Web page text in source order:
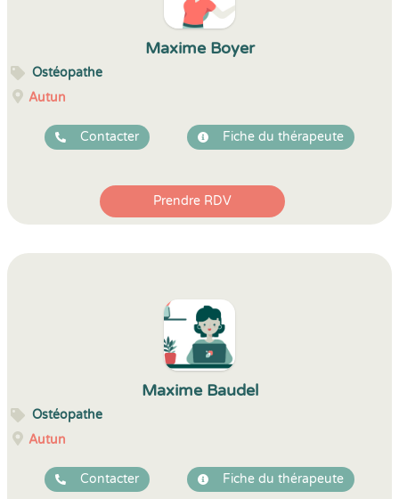
Maxime Boyer
Ostéopathe
Autun
Contacter Fiche du thérapeute
Prendre RDV
Maxime Baudel
Ostéopathe
Autun
Contacter Fiche du thérapeute